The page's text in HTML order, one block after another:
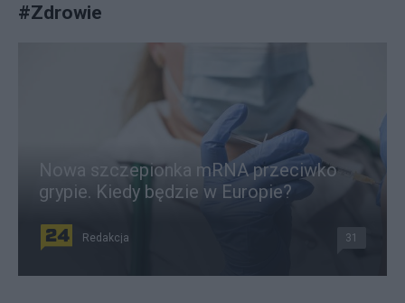
#Zdrowie
Nowa szczepionka mRNA przeciwko
grypie. Kiedy będzie w Europie?
Redakcja 31